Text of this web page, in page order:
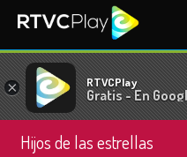
× RTVCPlay
Gratis - En
Hijos de las estrellas